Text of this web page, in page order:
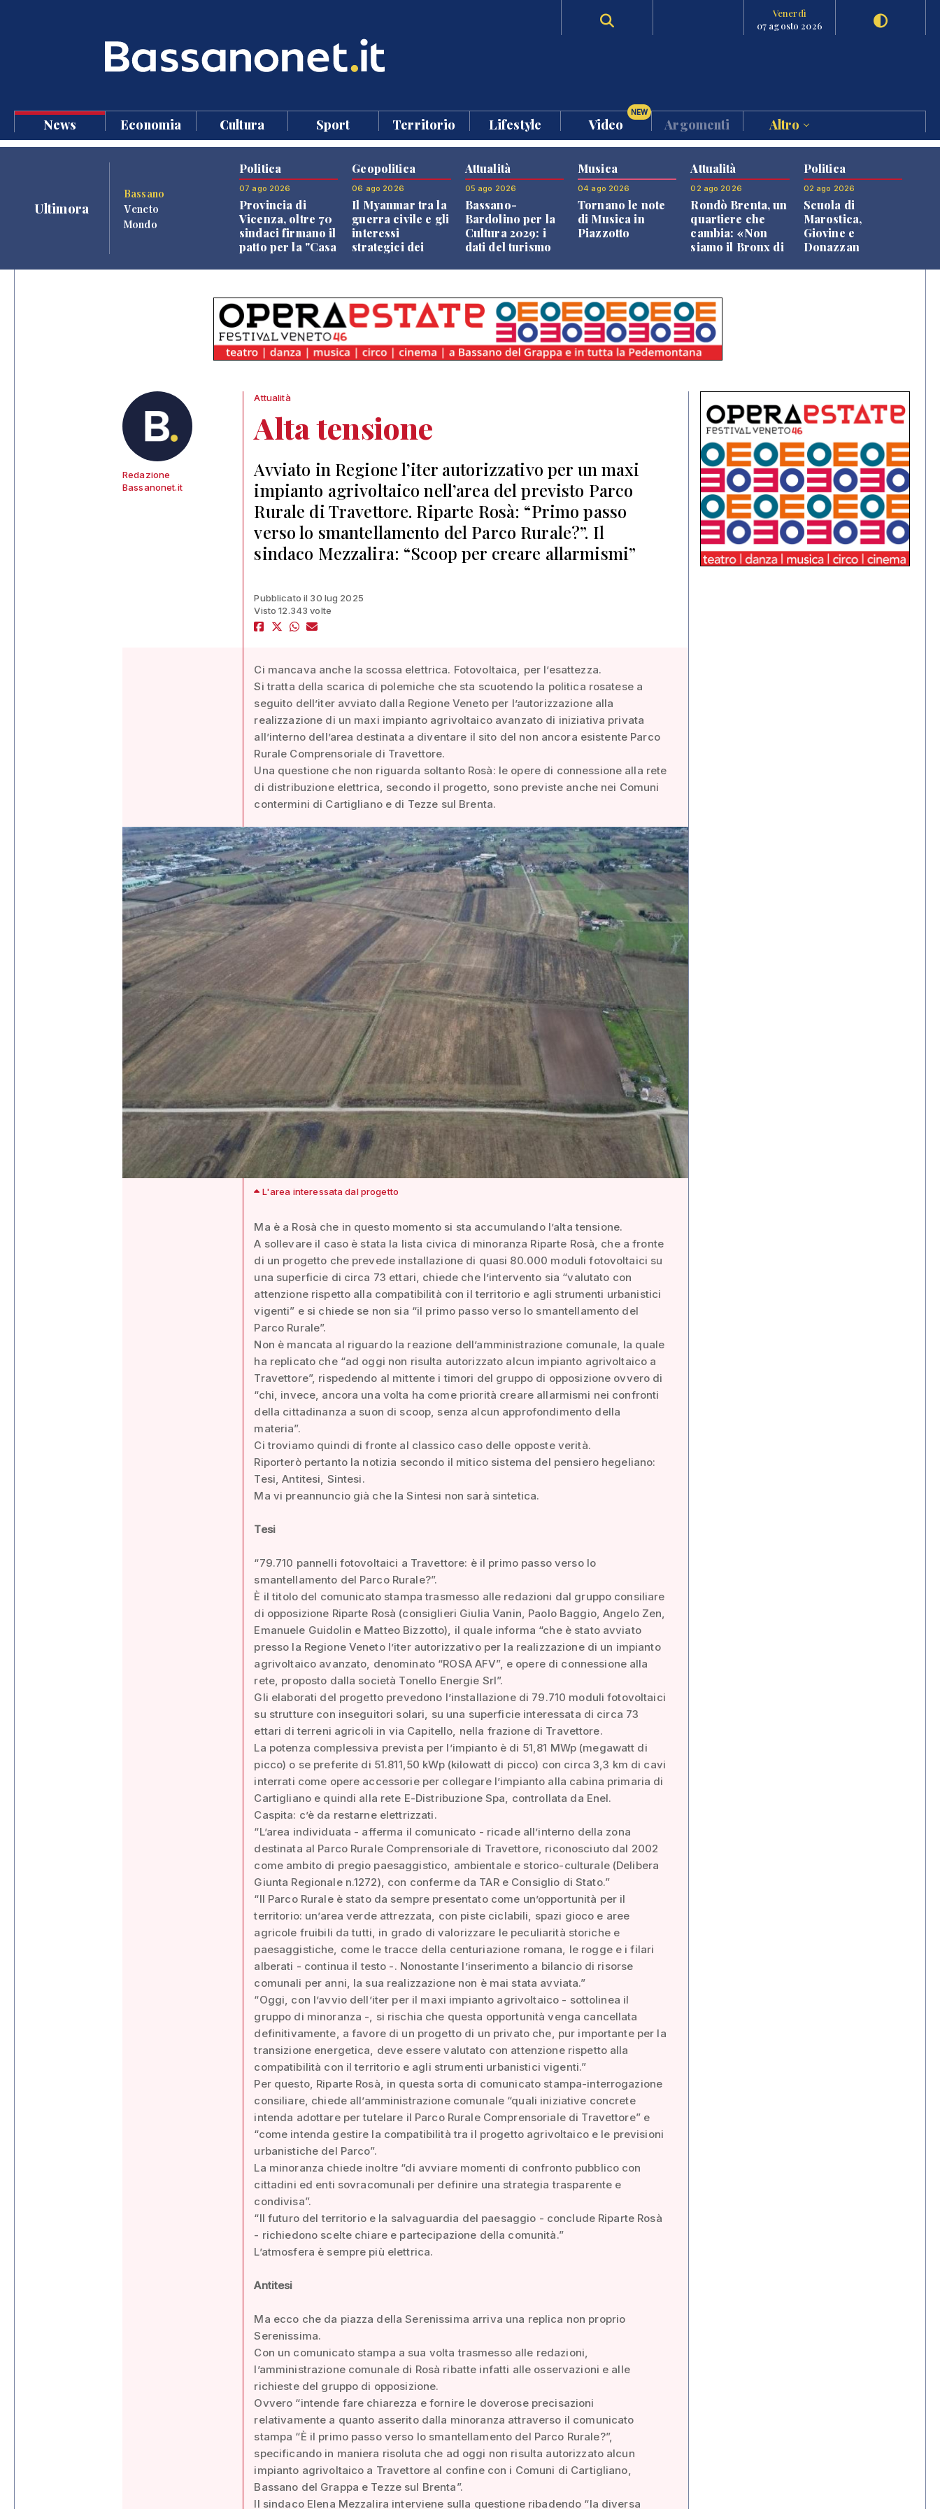
Venerdì
07 agosto 2026
News Economia Cultura Sport Territorio Lifestyle Video
NEW
Argomenti Altro
Ultimora
Bassano
Veneto
Mondo
Politica
07 ago 2026
Provincia di
Vicenza, oltre 70
sindaci firmano il
patto per la "Casa
Geopolitica
06 ago 2026
Il Myanmar tra la
guerra civile e gli
interessi
strategici dei
Attualità
05 ago 2026
Bassano-
Bardolino per la
Cultura 2029: i
dati del turismo
Musica
04 ago 2026
Tornano le note
di Musica in
Piazzotto
Attualità
02 ago 2026
Rondò Brenta, un
quartiere che
cambia: «Non
siamo il Bronx di
Politica
02 ago 2026
Scuola di
Marostica,
Giovine e
Donazzan
Redazione
Bassanonet.it
Attualità
Alta tensione
Avviato in Regione l’iter autorizzativo per un maxi
impianto agrivoltaico nell’area del previsto Parco
Rurale di Travettore. Riparte Rosà: “Primo passo
verso lo smantellamento del Parco Rurale?”. Il
sindaco Mezzalira: “Scoop per creare allarmismi”
Pubblicato il 30 lug 2025
Visto 12.343 volte
Ci mancava anche la scossa elettrica. Fotovoltaica, per l’esattezza.
Si tratta della scarica di polemiche che sta scuotendo la politica rosatese a
seguito dell’iter avviato dalla Regione Veneto per l’autorizzazione alla
realizzazione di un maxi impianto agrivoltaico avanzato di iniziativa privata
all’interno dell’area destinata a diventare il sito del non ancora esistente Parco
Rurale Comprensoriale di Travettore.
Una questione che non riguarda soltanto Rosà: le opere di connessione alla rete
di distribuzione elettrica, secondo il progetto, sono previste anche nei Comuni
contermini di Cartigliano e di Tezze sul Brenta.
L'area interessata dal progetto
Ma è a Rosà che in questo momento si sta accumulando l’alta tensione.
A sollevare il caso è stata la lista civica di minoranza Riparte Rosà, che a fronte
di un progetto che prevede installazione di quasi 80.000 moduli fotovoltaici su
una superficie di circa 73 ettari, chiede che l’intervento sia “valutato con
attenzione rispetto alla compatibilità con il territorio e agli strumenti urbanistici
vigenti” e si chiede se non sia “il primo passo verso lo smantellamento del
Parco Rurale”.
Non è mancata al riguardo la reazione dell’amministrazione comunale, la quale
ha replicato che “ad oggi non risulta autorizzato alcun impianto agrivoltaico a
Travettore”, rispedendo al mittente i timori del gruppo di opposizione ovvero di
“chi, invece, ancora una volta ha come priorità creare allarmismi nei confronti
della cittadinanza a suon di scoop, senza alcun approfondimento della
materia”.
Ci troviamo quindi di fronte al classico caso delle opposte verità.
Riporterò pertanto la notizia secondo il mitico sistema del pensiero hegeliano:
Tesi, Antitesi, Sintesi.
Ma vi preannuncio già che la Sintesi non sarà sintetica.
Tesi
“79.710 pannelli fotovoltaici a Travettore: è il primo passo verso lo
smantellamento del Parco Rurale?”.
È il titolo del comunicato stampa trasmesso alle redazioni dal gruppo consiliare
di opposizione Riparte Rosà (consiglieri Giulia Vanin, Paolo Baggio, Angelo Zen,
Emanuele Guidolin e Matteo Bizzotto), il quale informa “che è stato avviato
presso la Regione Veneto l’iter autorizzativo per la realizzazione di un impianto
agrivoltaico avanzato, denominato “ROSA AFV”, e opere di connessione alla
rete, proposto dalla società Tonello Energie Srl”.
Gli elaborati del progetto prevedono l’installazione di 79.710 moduli fotovoltaici
su strutture con inseguitori solari, su una superficie interessata di circa 73
ettari di terreni agricoli in via Capitello, nella frazione di Travettore.
La potenza complessiva prevista per l’impianto è di 51,81 MWp (megawatt di
picco) o se preferite di 51.811,50 kWp (kilowatt di picco) con circa 3,3 km di cavi
interrati come opere accessorie per collegare l’impianto alla cabina primaria di
Cartigliano e quindi alla rete E-Distribuzione Spa, controllata da Enel.
Caspita: c’è da restarne elettrizzati.
“L’area individuata - afferma il comunicato - ricade all’interno della zona
destinata al Parco Rurale Comprensoriale di Travettore, riconosciuto dal 2002
come ambito di pregio paesaggistico, ambientale e storico-culturale (Delibera
Giunta Regionale n.1272), con conferme da TAR e Consiglio di Stato.”
“Il Parco Rurale è stato da sempre presentato come un’opportunità per il
territorio: un’area verde attrezzata, con piste ciclabili, spazi gioco e aree
agricole fruibili da tutti, in grado di valorizzare le peculiarità storiche e
paesaggistiche, come le tracce della centuriazione romana, le rogge e i filari
alberati - continua il testo -. Nonostante l’inserimento a bilancio di risorse
comunali per anni, la sua realizzazione non è mai stata avviata.”
“Oggi, con l’avvio dell’iter per il maxi impianto agrivoltaico - sottolinea il
gruppo di minoranza -, si rischia che questa opportunità venga cancellata
definitivamente, a favore di un progetto di un privato che, pur importante per la
transizione energetica, deve essere valutato con attenzione rispetto alla
compatibilità con il territorio e agli strumenti urbanistici vigenti.”
Per questo, Riparte Rosà, in questa sorta di comunicato stampa-interrogazione
consiliare, chiede all’amministrazione comunale “quali iniziative concrete
intenda adottare per tutelare il Parco Rurale Comprensoriale di Travettore” e
“come intenda gestire la compatibilità tra il progetto agrivoltaico e le previsioni
urbanistiche del Parco”.
La minoranza chiede inoltre “di avviare momenti di confronto pubblico con
cittadini ed enti sovracomunali per definire una strategia trasparente e
condivisa”.
“Il futuro del territorio e la salvaguardia del paesaggio - conclude Riparte Rosà
- richiedono scelte chiare e partecipazione della comunità.”
L’atmosfera è sempre più elettrica.
Antitesi
Ma ecco che da piazza della Serenissima arriva una replica non proprio
Serenissima.
Con un comunicato stampa a sua volta trasmesso alle redazioni,
l’amministrazione comunale di Rosà ribatte infatti alle osservazioni e alle
richieste del gruppo di opposizione.
Ovvero “intende fare chiarezza e fornire le doverose precisazioni
relativamente a quanto asserito dalla minoranza attraverso il comunicato
stampa “È il primo passo verso lo smantellamento del Parco Rurale?”,
specificando in maniera risoluta che ad oggi non risulta autorizzato alcun
impianto agrivoltaico a Travettore al confine con i Comuni di Cartigliano,
Bassano del Grappa e Tezze sul Brenta”.
Il sindaco Elena Mezzalira interviene sulla questione ribadendo “la diversa